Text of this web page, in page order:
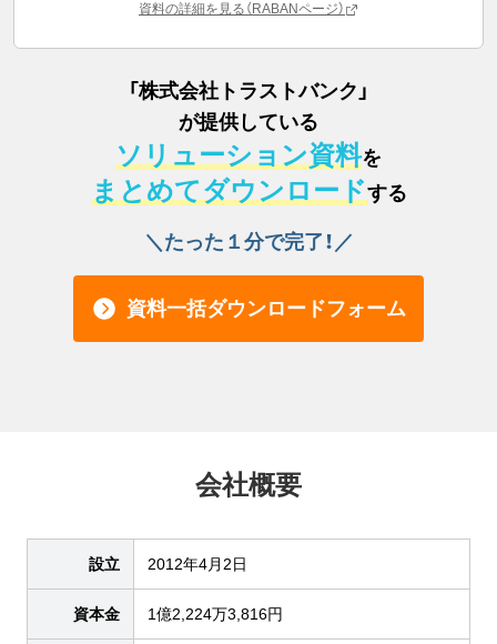
資料の詳細を見る（RABANページ）
「株式会社トラストバンク 」
が提供している
ソリューション資料を
まとめてダウンロードする
＼たった１分で完了！／
資料一括ダウンロードフォーム
会社概要
設立 2012年4月2日
資本金 1億2,224万3,816円